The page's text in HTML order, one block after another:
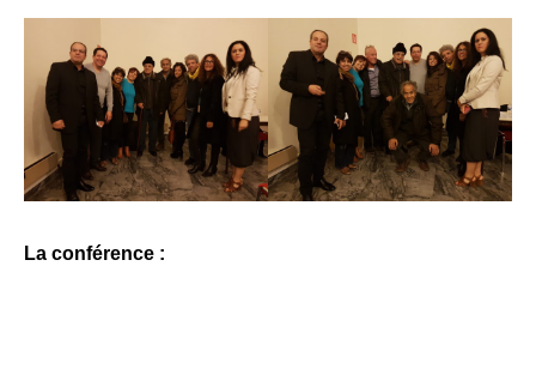
La conférence :